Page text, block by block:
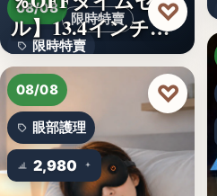
限時特賣
08/08
限時特賣
文字
ル】13.4インチ大
画面…
♡
08/08
眼部護理
2,980
♡